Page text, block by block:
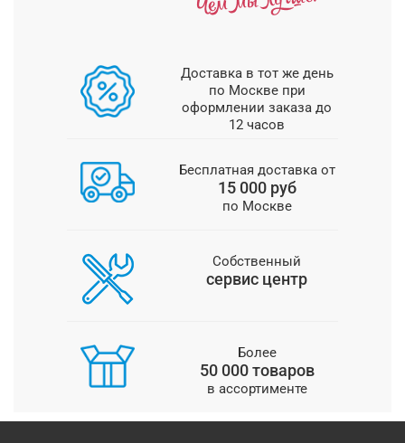
Доставка в тот же день
по Москве при
оформлении заказа до
12 часов
Бесплатная доставка от
15 000 руб
по Москве
Собственный
сервис центр
Более
50 000 товаров
в ассортименте